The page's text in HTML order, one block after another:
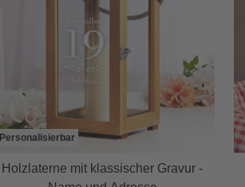
Personalisierbar
Holzlaterne mit klassischer Gravur -